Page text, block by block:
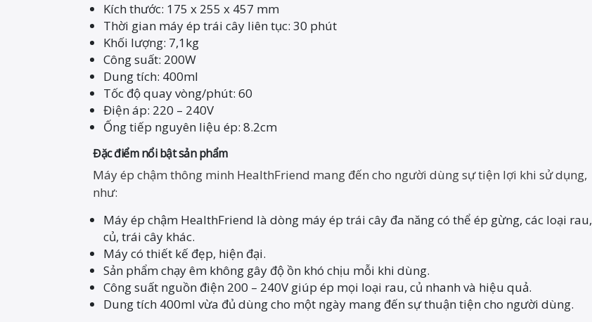
Kích thước: 175 x 255 x 457 mm
Thời gian máy ép trái cây liên tục: 30 phút
Khối lượng: 7,1kg
Công suất: 200W
Dung tích: 400ml
Tốc độ quay vòng/phút: 60
Điện áp: 220 – 240V
Ống tiếp nguyên liệu ép: 8.2cm
Đặc điểm nổi bật sản phẩm
Máy ép chậm thông minh HealthFriend mang đến cho người dùng sự tiện lợi khi sử dụng,
như:
Máy ép chậm HealthFriend là dòng máy ép trái cây đa năng có thể ép gừng, các loại rau,
củ, trái cây khác.
Máy có thiết kế đẹp, hiện đại.
Sản phẩm chạy êm không gây độ ồn khó chịu mỗi khi dùng.
Công suất nguồn điện 200 – 240V giúp ép mọi loại rau, củ nhanh và hiệu quả.
Dung tích 400ml vừa đủ dùng cho một ngày mang đến sự thuận tiện cho người dùng.